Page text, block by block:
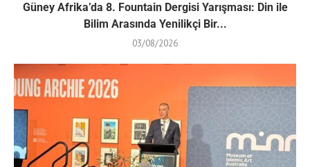
Güney Afrika’da 8. Fountain Dergisi Yarışması: Din ile
Bilim Arasında Yenilikçi Bir...
03/08/2026